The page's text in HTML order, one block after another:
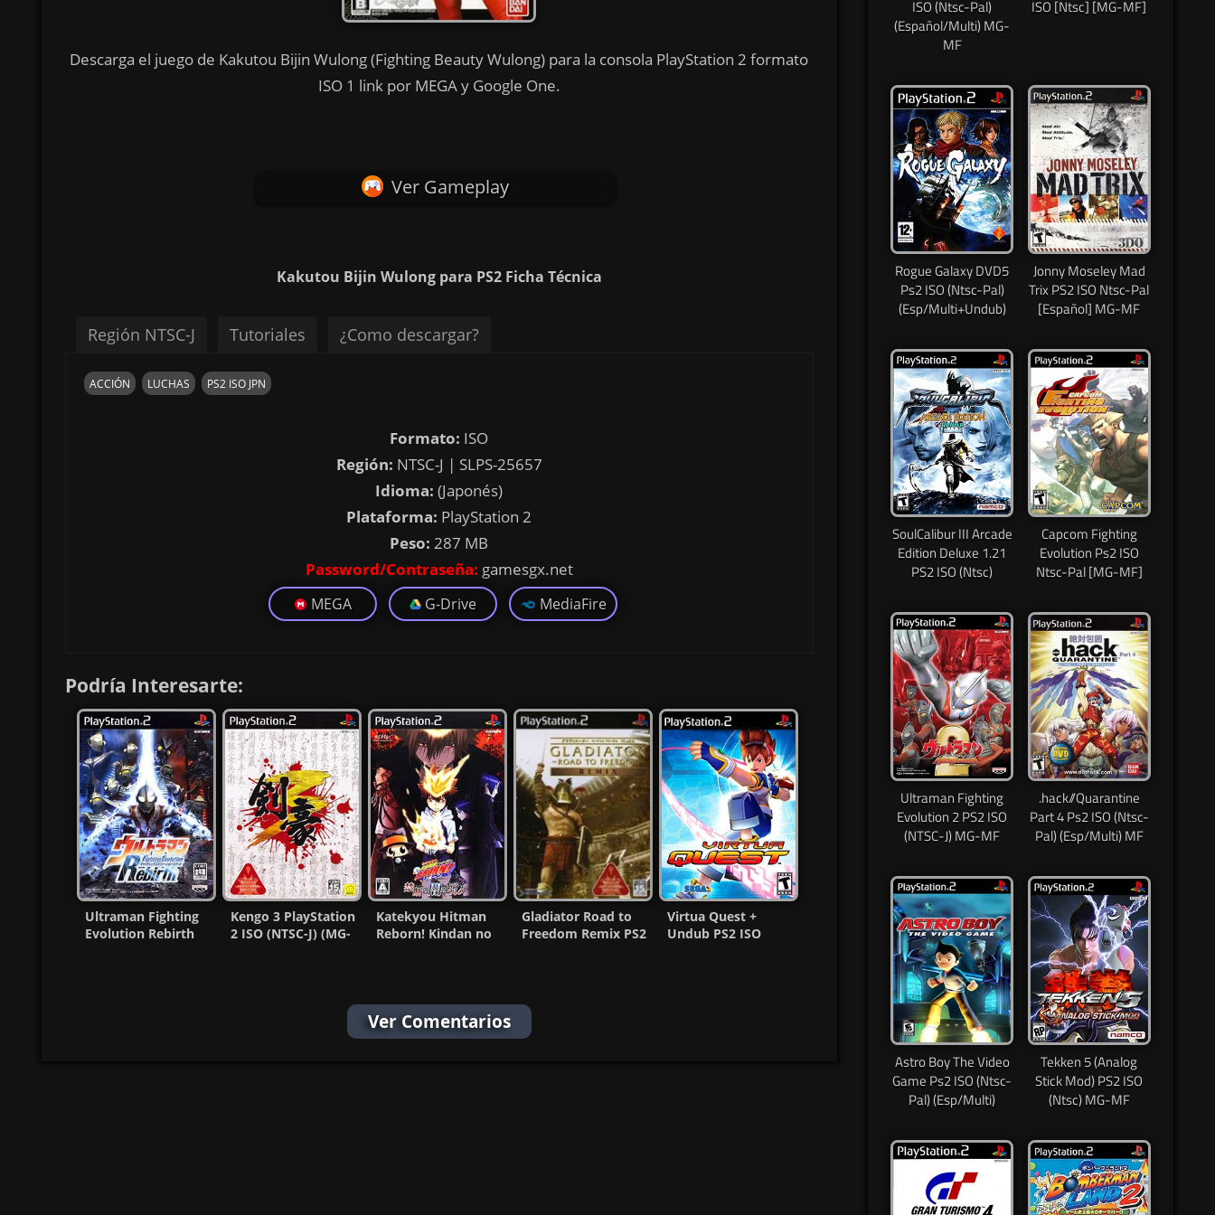
Descarga el juego de Kakutou Bijin Wulong (Fighting Beauty Wulong) para la consola PlayStation 2 formato
ISO 1 link por MEGA y Google One.
Ver Gameplay
Kakutou Bijin Wulong para PS2 Ficha Técnica
Región NTSC-J Tutoriales ¿Como descargar?
ACCIÓN LUCHAS PS2 ISO JPN
Formato: ISO
Región: NTSC-J | SLPS-25657
Idioma: (Japonés)
Plataforma: PlayStation 2
Peso: 287 MB
Password/Contraseña: gamesgx.net
MEGA G-Drive MediaFire
Podría Interesarte:
Ultraman Fighting
Evolution Rebirth
Kengo 3 PlayStation
2 ISO (NTSC-J) (MG-
Katekyou Hitman
Reborn! Kindan no
Gladiator Road to
Freedom Remix PS2
Virtua Quest +
Undub PS2 ISO
Ver Comentarios
ISO (Ntsc-Pal)
(Español/Multi) MG-
MF
ISO [Ntsc] [MG-MF]
Rogue Galaxy DVD5
Ps2 ISO (Ntsc-Pal)
(Esp/Multi+Undub)
Jonny Moseley Mad
Trix PS2 ISO Ntsc-Pal
[Español] MG-MF
SoulCalibur III Arcade
Edition Deluxe 1.21
PS2 ISO (Ntsc)
Capcom Fighting
Evolution Ps2 ISO
Ntsc-Pal [MG-MF]
Ultraman Fighting
Evolution 2 PS2 ISO
(NTSC-J) MG-MF
.hack//Quarantine
Part 4 Ps2 ISO (Ntsc-
Pal) (Esp/Multi) MF
Astro Boy The Video
Game Ps2 ISO (Ntsc-
Pal) (Esp/Multi)
Tekken 5 (Analog
Stick Mod) PS2 ISO
(Ntsc) MG-MF